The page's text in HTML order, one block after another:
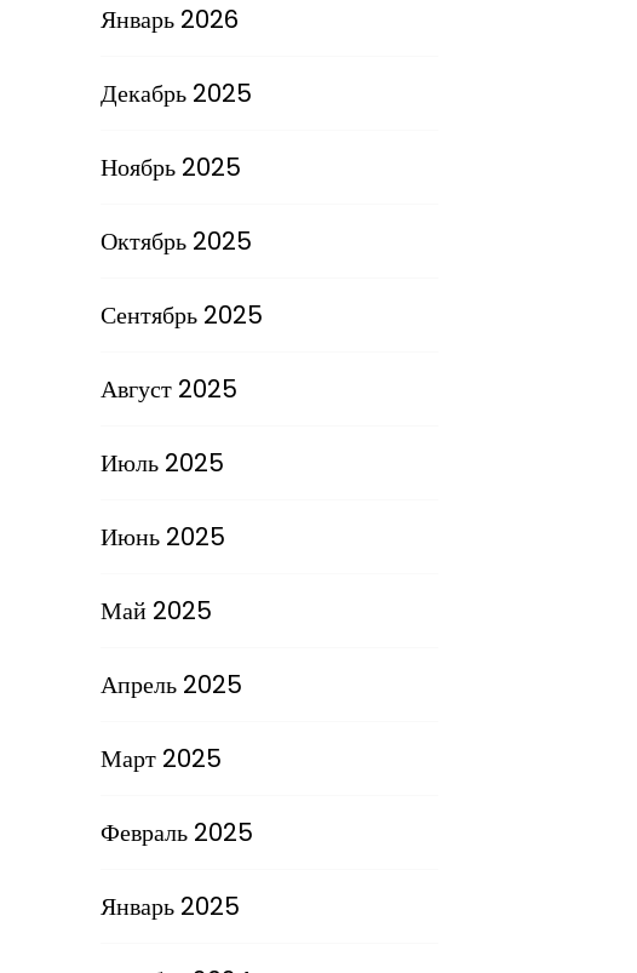
Январь 2026
Декабрь 2025
Ноябрь 2025
Октябрь 2025
Сентябрь 2025
Август 2025
Июль 2025
Июнь 2025
Май 2025
Апрель 2025
Март 2025
Февраль 2025
Январь 2025